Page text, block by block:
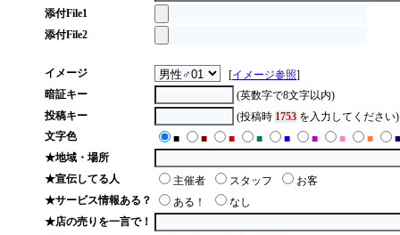
添付File1
添付File2
イメージ [イメージ参照]
暗証キー
(英数字で8文字以内)
投稿キー
(投稿時 1753 を入力してください)
文字色
■ ■ ■ ■ ■ ■ ■ ■
■
★地域・場所
★宣伝してる人
主催者 スタッフ
お客
★サービス情報ある？
ある！
なし
★店の売りを一言で！